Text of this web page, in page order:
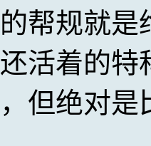
帮规就
活着的
但绝对